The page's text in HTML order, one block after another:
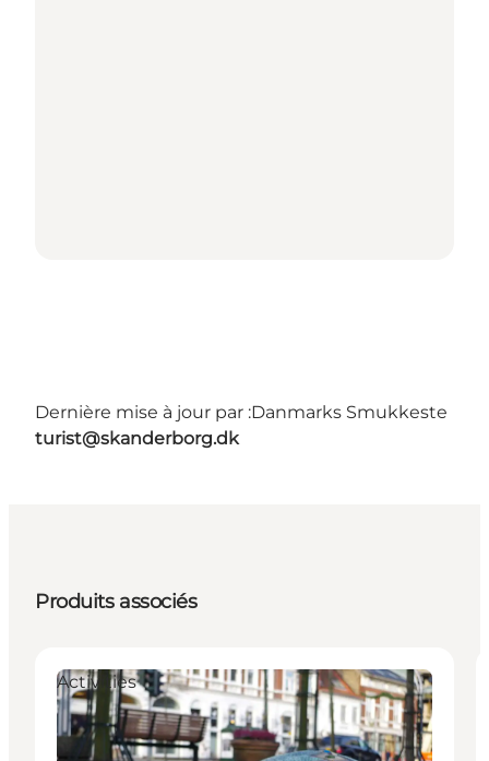
Dernière mise à jour par :Danmarks Smukkeste
turist@skanderborg.dk
Produits associés
Activities